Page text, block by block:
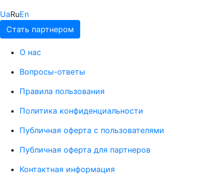
UaRuEn
Стать партнером
О нас
Вопросы-ответы
Правила пользования
Политика конфиденциальности
Публичная оферта с пользователями
Публичная оферта для партнеров
Контактная информация